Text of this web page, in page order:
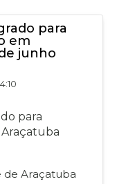
para
em
junho
de Araçatuba